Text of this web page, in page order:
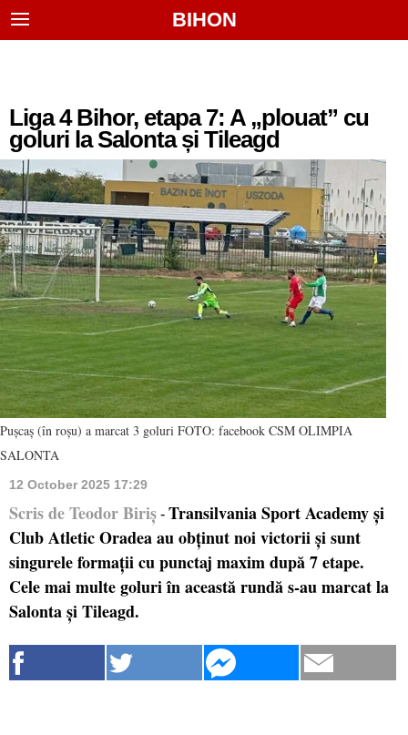
BIHON
Liga 4 Bihor, etapa 7: A „plouat” cu
goluri la Salonta și Tileagd
Pușcaș (în roșu) a marcat 3 goluri FOTO: facebook CSM OLIMPIA
SALONTA
12 October 2025 17:29
Scris de Teodor Biriș - Transilvania Sport Academy și
Club Atletic Oradea au obținut noi victorii și sunt
singurele formații cu punctaj maxim după 7 etape.
Cele mai multe goluri în această rundă s-au marcat la
Salonta și Tileagd.